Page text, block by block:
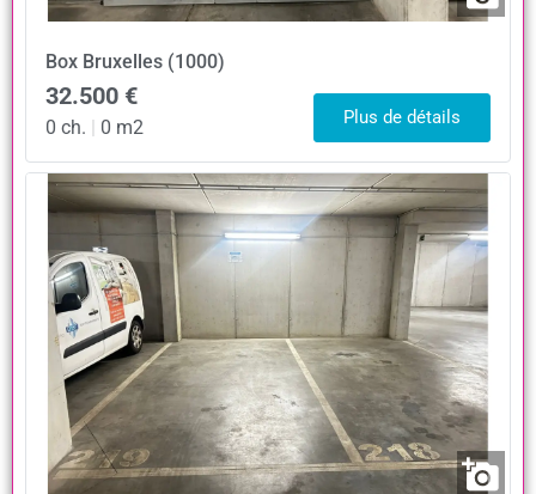
Box Bruxelles (1000)
32.500 €
0 ch. | 0 m2 Plus de détails